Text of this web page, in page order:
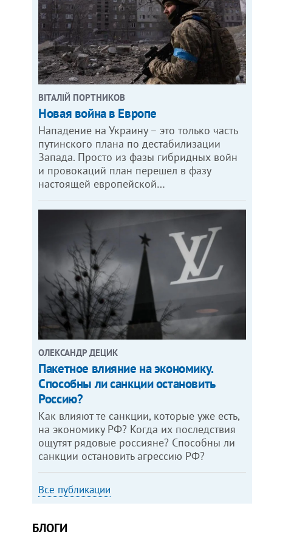
ВІТАЛІЙ ПОРТНИКОВ
Новая война в Европе
Нападение на Украину – это только часть
путинского плана по дестабилизации
Запада. Просто из фазы гибридных войн
и провокаций план перешел в фазу
настоящей европейской…
ОЛЕКСАНДР ДЕЦИК
Пакетное влияние на экономику.
Способны ли санкции остановить
Россию?
Как влияют те санкции, которые уже есть,
на экономику РФ? Когда их последствия
ощутят рядовые россияне? Способны ли
санкции остановить агрессию РФ?
Все публикации
БЛОГИ